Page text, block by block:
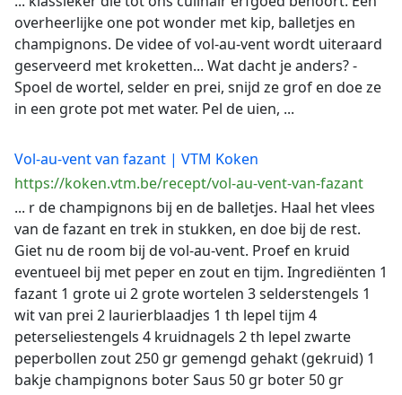
overheerlijke one pot wonder met kip, balletjes en
champignons. De videe of vol-au-vent wordt uiteraard
geserveerd met kroketten... Wat dacht je anders? -
Spoel de wortel, selder en prei, snijd ze grof en doe ze
in een grote pot met water. Pel de uien, ...
Vol-au-vent van fazant | VTM Koken
https://koken.vtm.be/recept/vol-au-vent-van-fazant
... r de champignons bij en de balletjes. Haal het vlees
van de fazant en trek in stukken, en doe bij de rest.
Giet nu de room bij de vol-au-vent. Proef en kruid
eventueel bij met peper en zout en tijm. Ingrediënten 1
fazant 1 grote ui 2 grote wortelen 3 selderstengels 1
wit van prei 2 laurierblaadjes 1 th lepel tijm 4
peterseliestengels 4 kruidnagels 2 th lepel zwarte
peperbollen zout 250 gr gemengd gehakt (gekruid) 1
bakje champignons boter Saus 50 gr boter 50 gr